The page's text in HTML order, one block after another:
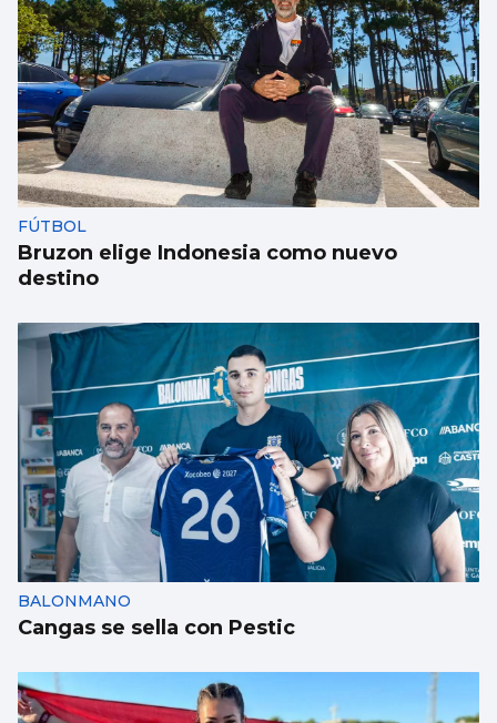
FÚTBOL
Bruzon elige Indonesia como nuevo
destino
BALONMANO
Cangas se sella con Pestic